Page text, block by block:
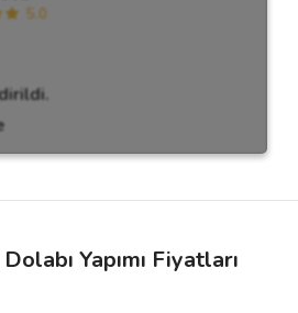
5.0
Yapımı Fiyatları